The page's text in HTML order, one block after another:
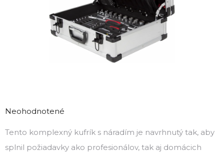
hodnotenie
je
0,0
Neohodnotené
Tento komplexný kufrík s náradím je navrhnutý tak, aby
splnil požiadavky ako profesionálov, tak aj domácich